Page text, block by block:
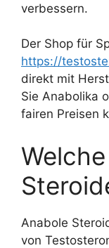
verbessern.
Der Shop für
https://
direkt mit
Sie Anabolika
fairen Preisen
Anabole
von